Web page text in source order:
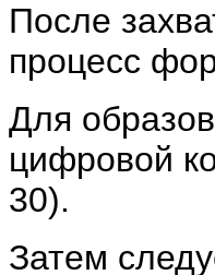
После
процесс
Для
цифровой
30).
Затем